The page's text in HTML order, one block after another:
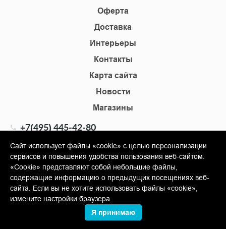
Оферта
Доставка
Интерьеры
Контакты
Карта сайта
Новости
Магазины
+7(495) 445-42-80
info@shopkm.ru
© Copyright 2013-2026 KERAMA MARAZZI, ООО «Гамма
Керамика»
Сайт использует файлы «cookie» с целью персонализации
сервисов и повышения удобства пользования веб-сайтом.
«Cookie» представляют собой небольшие файлы,
содержащие информацию о предыдущих посещениях веб-
сайта. Если вы не хотите использовать файлы «cookie»,
измените настройки браузера.
Я принимаю